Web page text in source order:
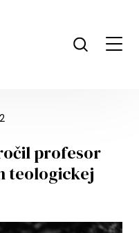
profesor
teologickej